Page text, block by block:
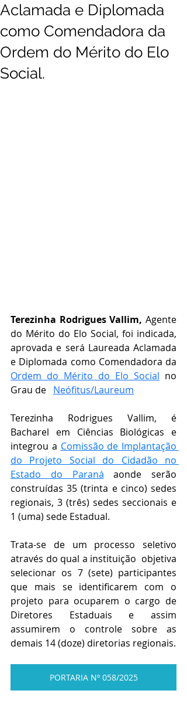
Aclamada e Diplomada
como Comendadora da
Ordem do Mérito do Elo
Social.
Terezinha Rodrigues Vallim, Agente
do Mérito do Elo Social, foi indicada,
aprovada e será Laureada Aclamada
Ordem do Mérito do Elo Social no
Grau de Neófitus/Laureum
Terezinha Rodrigues Vallim, é
Bacharel em Ciências Biológicas e
integrou a Comissão de Implantação
do Projeto Social do Cidadão no
Estado do Paraná
aonde serão
construídas 35 (trinta e cinco) sedes
regionais, 3 (três) sedes seccionais e
1 (uma) sede Estadual.
Trata-se de um processo seletivo
através do qual a instituição  objetiva
selecionar os 7 (sete) participantes
que mais se identificarem com o
projeto para ocuparem o cargo de
Diretores Estaduais e assim
assumirem o controle sobre as
demais 14 (doze) diretorias regionais.
PORTARIA Nº 058/2025